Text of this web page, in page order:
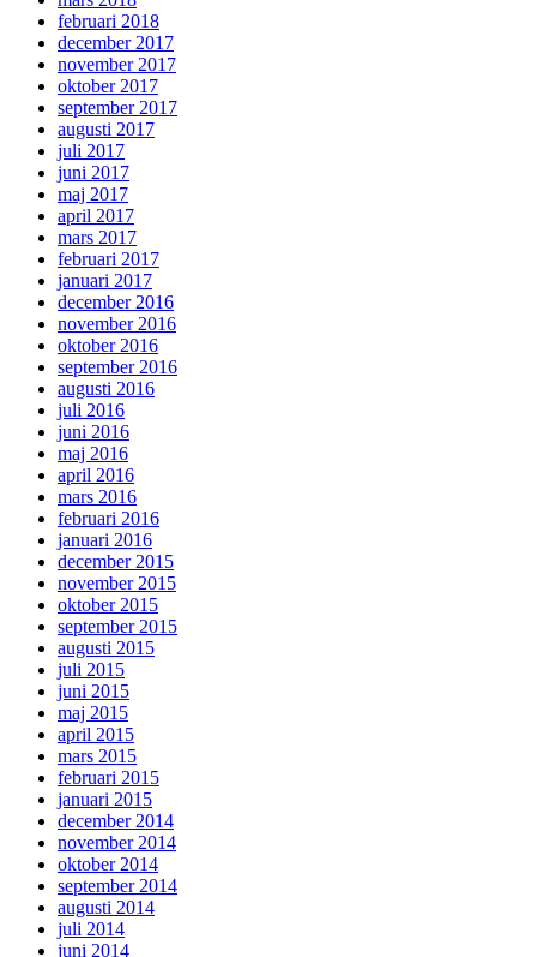
februari 2018
december 2017
november 2017
oktober 2017
september 2017
augusti 2017
juli 2017
juni 2017
maj 2017
april 2017
mars 2017
februari 2017
januari 2017
december 2016
november 2016
oktober 2016
september 2016
augusti 2016
juli 2016
juni 2016
maj 2016
april 2016
mars 2016
februari 2016
januari 2016
december 2015
november 2015
oktober 2015
september 2015
augusti 2015
juli 2015
juni 2015
maj 2015
april 2015
mars 2015
februari 2015
januari 2015
december 2014
november 2014
oktober 2014
september 2014
augusti 2014
juli 2014
juni 2014